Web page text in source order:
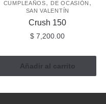
CUMPLEAÑOS, DE OCASIÓN ,
SAN VALENTÍN
Crush 150
$ 7,200.00
Añadir al carrito